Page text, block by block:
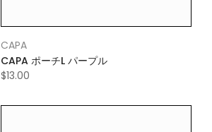
CAPA
CAPA ポーチL パープル
$13.00